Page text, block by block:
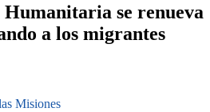
se renueva
a los migrantes
Misiones